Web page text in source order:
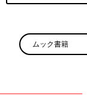
ムック書籍